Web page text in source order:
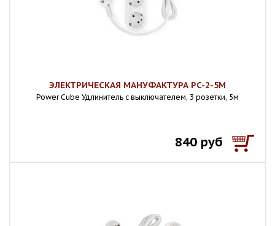
ЭЛЕКТРИЧЕСКАЯ МАНУФАКТУРА PC-2-5M
Power Cube Удлинитель с выключателем, 3 розетки, 5м
840 руб